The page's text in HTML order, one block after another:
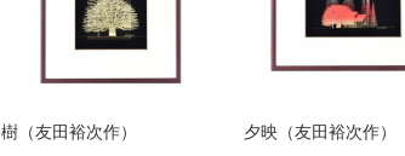
樹（友田裕次作） 夕映（友田裕次作）